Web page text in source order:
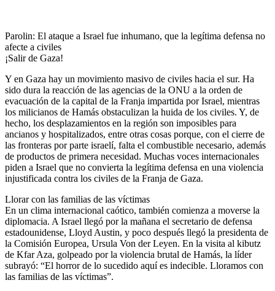
Parolin: El ataque a Israel fue inhumano, que la legítima defensa no
afecte a civiles
¡Salir de Gaza!
Y en Gaza hay un movimiento masivo de civiles hacia el sur. Ha
sido dura la reacción de las agencias de la ONU a la orden de
evacuación de la capital de la Franja impartida por Israel, mientras
los milicianos de Hamás obstaculizan la huida de los civiles. Y, de
hecho, los desplazamientos en la región son imposibles para
ancianos y hospitalizados, entre otras cosas porque, con el cierre de
las fronteras por parte israelí, falta el combustible necesario, además
de productos de primera necesidad. Muchas voces internacionales
piden a Israel que no convierta la legítima defensa en una violencia
injustificada contra los civiles de la Franja de Gaza.
Llorar con las familias de las víctimas
En un clima internacional caótico, también comienza a moverse la
diplomacia. A Israel llegó por la mañana el secretario de defensa
estadounidense, Lloyd Austin, y poco después llegó la presidenta de
la Comisión Europea, Ursula Von der Leyen. En la visita al kibutz
de Kfar Aza, golpeado por la violencia brutal de Hamás, la líder
subrayó: “El horror de lo sucedido aquí es indecible. Lloramos con
las familias de las víctimas”.